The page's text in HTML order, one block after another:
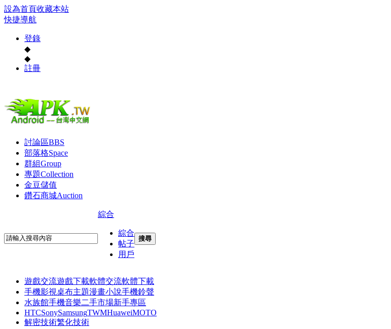
設為首頁收藏本站
快捷導航
登錄
◆
◆
註冊
討論區BBS
部落格Space
群組Group
專題Collection
金豆儲值
鑽石商城Auction
綜合
綜合
帖子
用戶
搜尋
遊戲交流遊戲下載軟體交流軟體下載
手機影視桌布主題漫畫小說手機鈴聲
水族館手機音樂二手市場新手專區
HTCSonySamsungTWMHuaweiMOTO
解密技術繁化技術